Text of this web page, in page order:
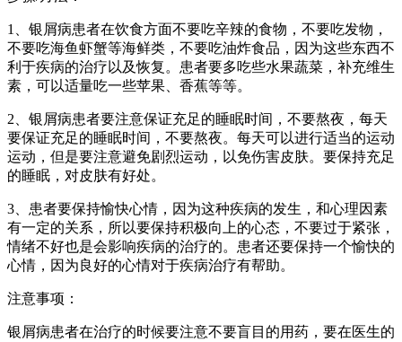
1、银屑病患者在饮食方面不要吃辛辣的食物，不要吃发物，
不要吃海鱼虾蟹等海鲜类，不要吃油炸食品，因为这些东西不
利于疾病的治疗以及恢复。患者要多吃些水果蔬菜，补充维生
素，可以适量吃一些苹果、香蕉等等。
2、银屑病患者要注意保证充足的睡眠时间，不要熬夜，每天
要保证充足的睡眠时间，不要熬夜。每天可以进行适当的运动
运动，但是要注意避免剧烈运动，以免伤害皮肤。要保持充足
的睡眠，对皮肤有好处。
3、患者要保持愉快心情，因为这种疾病的发生，和心理因素
有一定的关系，所以要保持积极向上的心态，不要过于紧张，
情绪不好也是会影响疾病的治疗的。患者还要保持一个愉快的
心情，因为良好的心情对于疾病治疗有帮助。
注意事项：
银屑病患者在治疗的时候要注意不要盲目的用药，要在医生的